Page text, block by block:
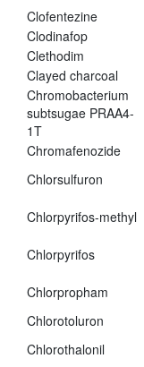
Clofentezine
Clodinafop
Clethodim
Clayed charcoal
Chromobacterium
subtsugae PRAA4-
1T
Chromafenozide
Chlorsulfuron
Chlorpyrifos-methyl
Chlorpyrifos
Chlorpropham
Chlorotoluron
Chlorothalonil